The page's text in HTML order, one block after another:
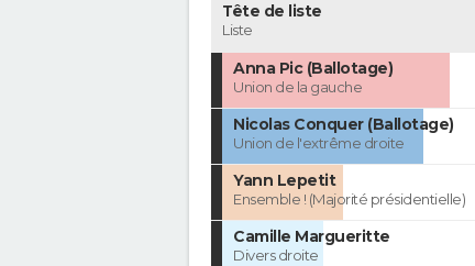
Tête de liste
Liste
Anna Pic (Ballotage)
Union de la gauche
Nicolas Conquer (Ballotage)
Union de l'extrême droite
Yann Lepetit
Ensemble ! (Majorité présidentielle)
Camille Margueritte
Divers droite